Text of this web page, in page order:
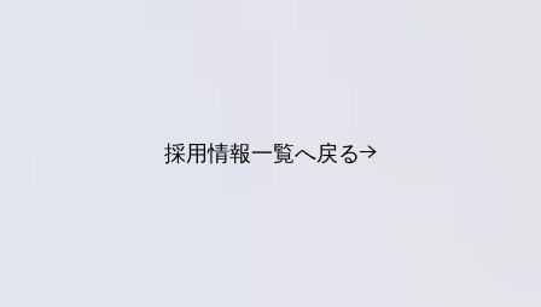
採用情報一覧へ戻る